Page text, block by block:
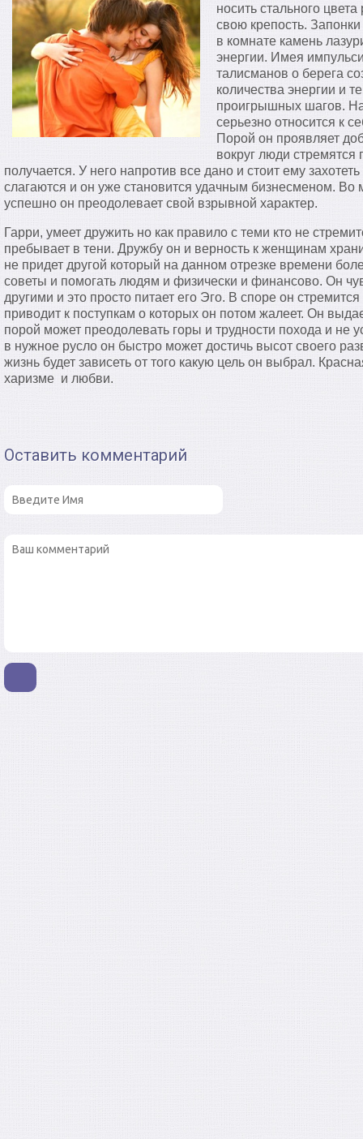
носить стального
свою крепость.
в комнате камень
энергии. Имея
талисманов о берега
количества энергии и
проигрышных шагов.
серьезно относится к
Порой он проявляет
вокруг люди стремятся
получается. У него напротив все дано и стоит ему
слагаются и он уже становится удачным бизнесменом. Во
успешно он преодолевает свой взрывной характер.
Гарри, умеет дружить но как правило с теми кто не
пребывает в тени. Дружбу он и верность к женщинам
не придет другой который на данном отрезке времени
советы и помогать людям и физически и финансово. Он
другими и это просто питает его Эго. В споре он
приводит к поступкам о которых он потом жалеет. Он
порой может преодолевать горы и трудности похода и не
в нужное русло он быстро может достичь высот своего
жизнь будет зависеть от того какую цель он выбрал.
харизме и любви.
Оставить комментарий